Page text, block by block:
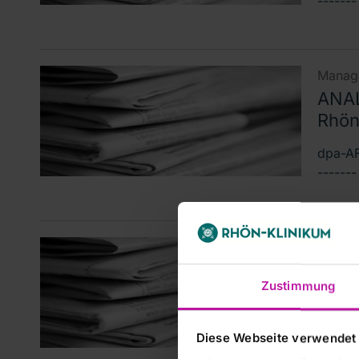
Zustimmung
Diese Webseite
dpa-
-------
-------